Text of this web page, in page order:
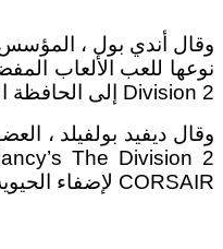
Division 2 إلى الحافظة المتواصلة باستمرار من العناوين المدعومة من iCUE”.
CORSAIR لإضفاء الحيوية على هذه التجربة من خلال منتجات RGB تعني أنه لدينا الفرصة لتوسيع خبرة اللاعب إلى ما وراء الشاشة.”